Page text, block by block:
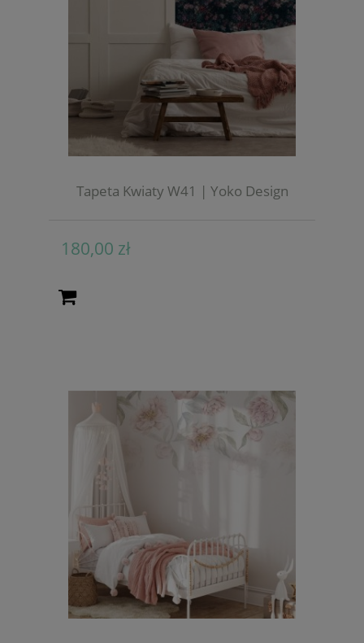
Tapeta Kwiaty W41 | Yoko Design
180,00 zł